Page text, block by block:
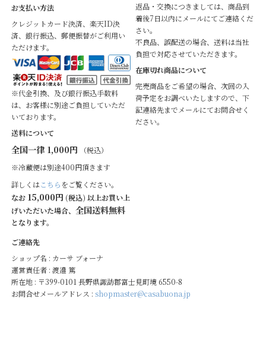
お支払い方法
クレジットカード決済、楽天ID決
済、銀行振込、郵便振替がご利用い
ただけます。
※代金引換、及び銀行振込手数料
は、お客様に別途ご負担していただ
いております。
送料について
全国一律 1,000円 （税込）
※冷蔵便は別途400円頂きます
詳しくはこちらをご覧ください。
なお 15,000円 (税込) 以上お買い上
げいただいた場合、 全国送料無料
となります。
返品・交換につきましては、商品到
着後7日以内にメールにてご連絡くだ
さい。
不良品、誤配送の場合、送料は当社
負担で対応させていただきます。
在庫切れ商品について
完売商品をご希望の場合、次回の入
荷予定をお調べいたしますので、下
記連絡先までメールにてお問合せく
ださい。
ご連絡先
ショップ名 : カーサ ブォーナ
運営責任者 : 渡邉 篤
所在地 : 〒399-0101 長野県諏訪郡富士見町境 6550-8
お問合せメールアドレス : shopmaster@casabuona.jp